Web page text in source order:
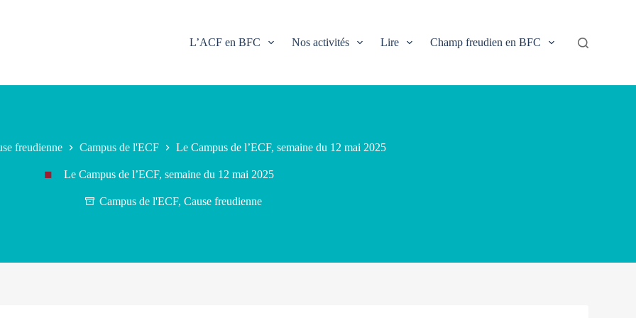
L’ACF en BFC Nos activités Lire Champ freudien en BFC
freudienne Campus de l'ECF Le Campus de l’ECF, semaine du 12 mai 2025
Le Campus de l’ECF, semaine du 12 mai 2025
Campus de l'ECF, Cause freudienne